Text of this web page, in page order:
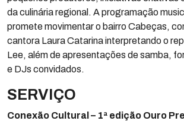
da culinária regional. A programação
promete movimentar o bairro Cabeças,
cantora Laura Catarina interpretando o
Lee, além de apresentações de samba,
e DJs convidados.
SERVIÇO
Conexão Cultural – 1ª edição Ouro